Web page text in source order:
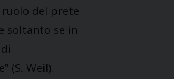
ruolo del prete
soltanto se in
(S. Weil).